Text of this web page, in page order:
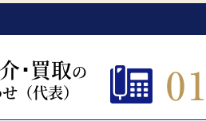
･買取の
（代表）